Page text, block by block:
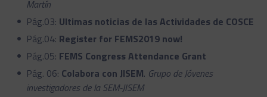
Martín
Pág.03: Ultimas noticias de las Actividades de COSCE
Pág.04: Register for FEMS2019 now!
Pág.05: FEMS Congress Attendance Grant
Pág. 06: Colabora con JISEM. Grupo de Jóvenes
investigadores de la SEM-JISEM